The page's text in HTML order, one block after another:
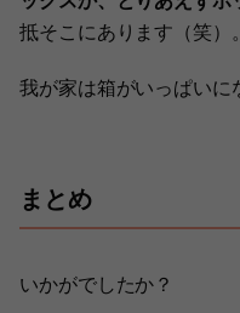
抵そこにあります（笑）。
我が家は箱がいっぱいに
まとめ
いかがでしたか？